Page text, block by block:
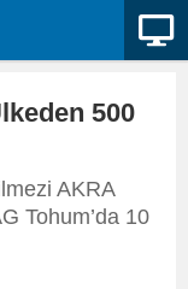
500
AKRA
Tohum’da 10